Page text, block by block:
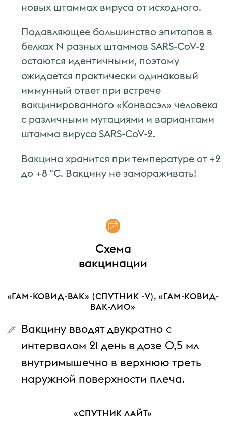
новых штаммах вируса от исходного.
Подавляющее большинство эпитопов в
белках N разных штаммов SARS-CoV-2
остаются идентичными, поэтому
ожидается практически одинаковый
иммунный ответ при встрече
вакцинированного «Конвасэл» человека
с различными мутациями и вариантами
штамма вируса SARS-CoV-2.
Вакцина хранится при температуре от +2
до +8 °C. Вакцину не замораживать!
Схема
вакцинации
«ГАМ-КОВИД-ВАК» (СПУТНИК -V), «ГАМ-КОВИД-
ВАК-ЛИО»
Вакцину вводят двукратно с
интервалом 21 день в дозе 0,5 мл
внутримышечно в верхнюю треть
наружной поверхности плеча.
«СПУТНИК ЛАЙТ»